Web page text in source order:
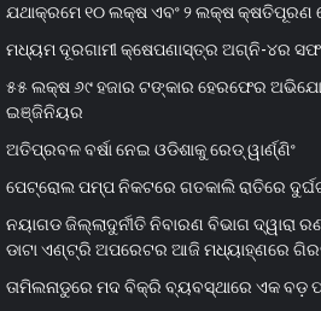
ଯଥାକ୍ରମେ ୧୦ ଲକ୍ଷ ଏବଂ ୨ ଲକ୍ଷ କ୍ଷତିପୂରଣ
ମଧ୍ୟମ ଦୂରଗାମୀ କ୍ଷେପଣାସ୍ତ୍ର ଅଗ୍ନି-୪ର
୫୫ ଲକ୍ଷ ୬୯ ହଜାର ଟଙ୍କାର ହେରଫେର
ଇଞ୍ଜିନିୟର
ଅତିପ୍ରବଳ ବର୍ଷା ନେଇ ଓଡିଶାକୁ ରେଡ୍ ୱାର୍ଣ୍ଣିଂ
ପେଟ୍ରୋଲ ପମ୍ପ ନିକଟରେ ଗତକାଲି ରାତିରେ
ନୟାଗଡ ଜିଲ୍ଲାଦୁର୍ନୀତି ନିବାରଣ ବିଭାଗ
ଡାଟା ଏଣ୍ଟ୍ରି ଅପରେଟର ଆଜି ମଧ୍ୟାହ୍‌ଣରେ
ତାମିଲନାଡୁରେ ମଦ ବିକ୍ରି ବ୍ୟବସ୍ଥାରେ ଏକ ବଡ଼